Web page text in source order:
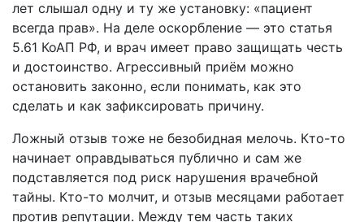
лет слышал одну и ту же установку: «пациент
всегда прав». На деле оскорбление — это статья
5.61 КоАП РФ, и врач имеет право защищать честь
и достоинство. Агрессивный приём можно
остановить законно, если понимать, как это
сделать и как зафиксировать причину.
Ложный отзыв тоже не безобидная мелочь. Кто-то
начинает оправдываться публично и сам же
подставляется под риск нарушения врачебной
тайны. Кто-то молчит, и отзыв месяцами работает
против репутации. Между тем часть таких